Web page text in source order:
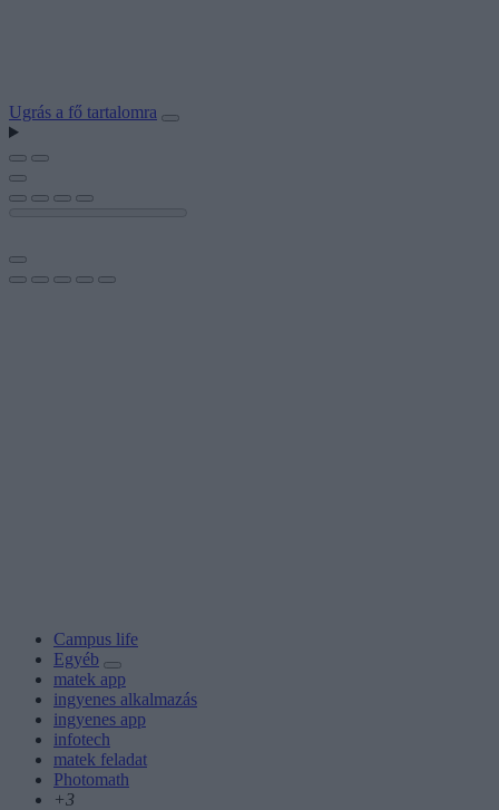
Ugrás a fő tartalomra
Campus life
Egyéb
matek app
ingyenes alkalmazás
ingyenes app
infotech
matek feladat
Photomath
+3